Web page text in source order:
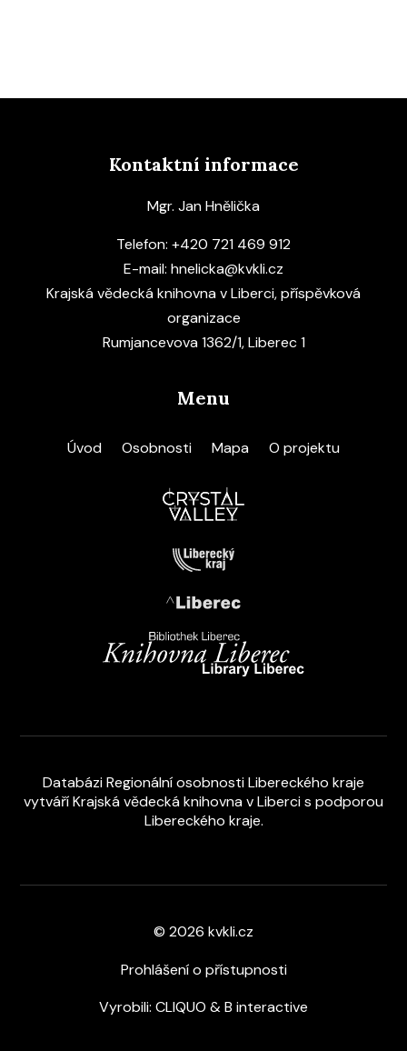
Kontaktní informace
Mgr. Jan Hnělička
Telefon: +420 721 469 912
E-mail: hnelicka@kvkli.cz
Krajská vědecká knihovna v Liberci, příspěvková
organizace
Rumjancevova 1362/1, Liberec 1
Menu
Úvod Osobnosti Mapa O projektu
Databázi Regionální osobnosti Libereckého kraje
vytváříKrajská vědecká knihovna v Liberci s podporou
Libereckého kraje.
© 2026 kvkli.cz
Prohlášení o přístupnosti
Vyrobili: CLIQUO &B interactive